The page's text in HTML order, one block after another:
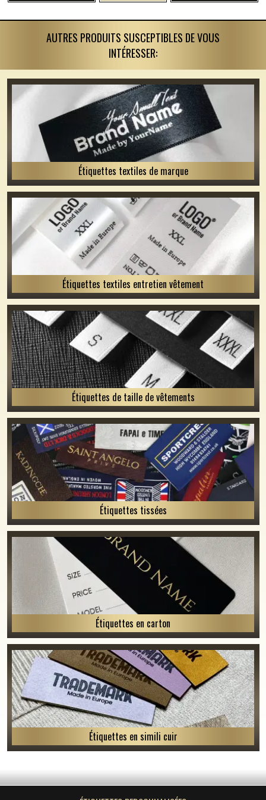
AUTRES PRODUITS SUSCEPTIBLES DE VOUS
INTÉRESSER:
Étiquettes textiles de marque
Étiquettes textiles entretien vêtement
Étiquettes de taille de vêtements
Étiquettes tissées
Étiquettes en carton
Étiquettes en simili cuir